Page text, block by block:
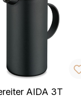
AIDA 3T